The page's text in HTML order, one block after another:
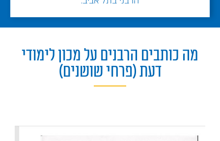
מה כותבים הרבנים על מכון לימודי
דעת (פרחי שושנים)